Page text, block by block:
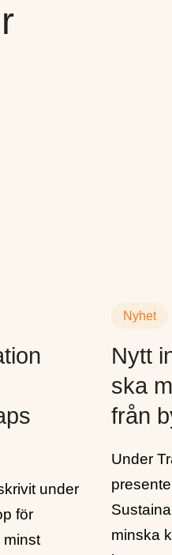
under
för
minst
Nyhet
Nytt
ska
från
Under
minska